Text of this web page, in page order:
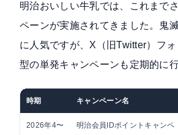
明治おいしい牛乳では、これまで
ペーンが実施されてきました。鬼
に人気ですが、X（旧Twitter）フォ
型の単発キャンペーンも定期的に
時期 キャンペーン名
2026年4〜
明治会員IDポイントキャンペ